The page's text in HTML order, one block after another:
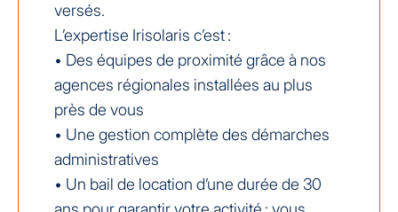
versés.
L’expertise Irisolaris c’est :
• Des équipes de proximité grâce à nos
agences régionales installées au plus
près de vous
• Une gestion complète des démarches
administratives
• Un bail de location d’une durée de 30